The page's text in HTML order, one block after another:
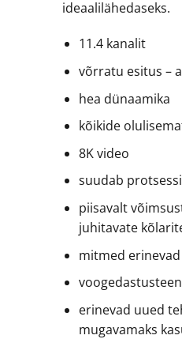
ideaalilähedaseks.
11.4 kanalit
võrratu esitus –
hea dünaamika
kõikide
8K video
suudab
piisavalt
juhitavate
mitmed
erinevad uued
mugavamaks